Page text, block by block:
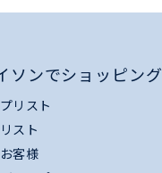
ソンでショッピング
リスト
スト
客様